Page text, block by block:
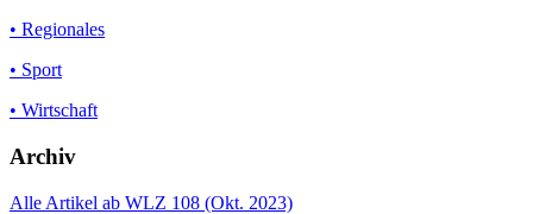
• Regionales
• Sport
• Wirtschaft
Archiv
Alle Artikel ab WLZ 108 (Okt. 2023)